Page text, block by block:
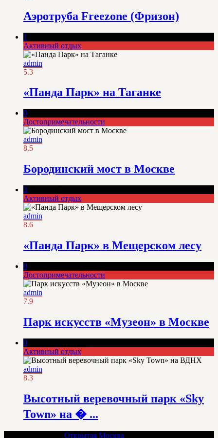
Аэротруба Freezone (Фризон)
1
Активный отдых
admin
5.3
«Панда Парк» на Таганке
0
Достопримечательности
admin
8.5
Бородинский мост в Москве
3
Активный отдых
admin
8.6
«Панда Парк» в Мещерском лесу
0
Достопримечательности
admin
7.9
Парк искусств «Музеон» в Москве
0
Активный отдых
admin
8.3
Высотный веревочный парк «Sky
Town» на � ...
Открытая Москва